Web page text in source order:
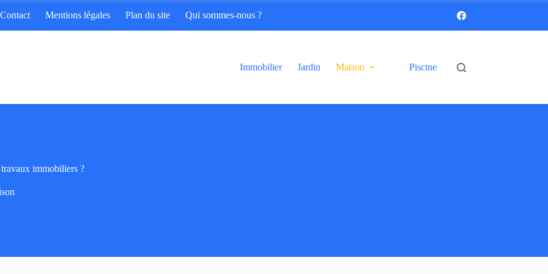
Contact Mentions légales Plan du site Qui sommes-nous ?
Immobilier Jardin Maison Piscine
immobiliers ?